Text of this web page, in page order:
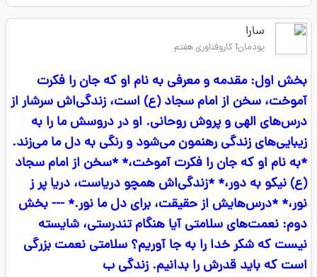
سارا
پودمان1 کاروفناوری هفتم
بخش اول: مقدمه و معرفی به نام او که جان را فکرت
آموخت، سخن از امام سجاد (ع) است، زندگی‌اش سرشار از
درس‌های الهی و پروش روحانی. او در دروسش ما را به
زیبایی‌های زندگی رهنمون می‌شود و رنگی به دل ما می‌زند.
*به نام او که جان را فکرت آموخت،* *سخن از امام سجاد
(ع) نیکو به دور،* *زندگی‌اش همچو دریاست، دریا پر ز
نور،* *درس‌هایش از حقیقت، برای دل ما نور.* --- بخش
دوم: نعمت‌های سلامتی آیا هنگام تندرستی، شایسته
نیست که شکر خدا را به جا آوریم؟ سلامتی نعمت بزرگی
است که باید قدرش را بدانیم. زندگی ب